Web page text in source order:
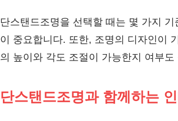
단스탠드조명을 선택할 때는 몇 가지
이 중요합니다. 또한, 조명의 디자인이
의 높이와 각도 조절이 가능한지 여부
단스탠드조명과 함께하는